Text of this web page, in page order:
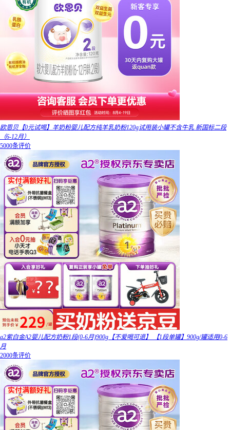
欧恩贝【0元试喝】羊奶粉婴儿配方纯羊乳奶粉120g试用装小罐不含牛乳 新国标二段
（6-12月）
5000条评价
a2紫白金A2婴儿配方奶粉1段(0-6月)900g【不爱喝可退】 【1段单罐】900g/罐适用0-6
月
2000条评价